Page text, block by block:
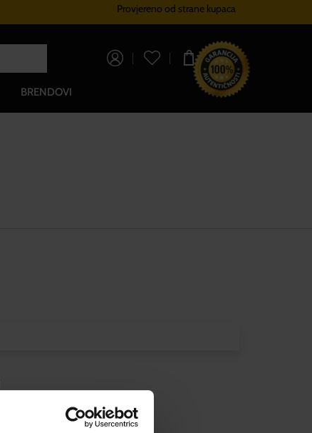
Sustav vjernostiProvjereno od strane kupaca
0,00 €
BRENDOVI